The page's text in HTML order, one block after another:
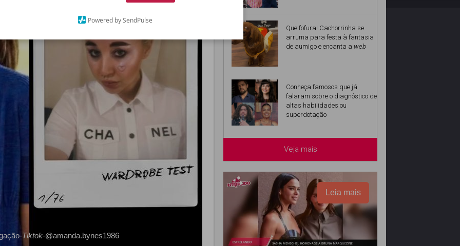
Powered by SendPulse
Tiktok-@amanda.bynes1986
Que fofura! Cachorrinha se
arruma para festa à fantasia
de aumigo e encanta a web
Conheça famosos que já
falaram sobre o diagnóstico de
altas habilidades ou
superdotação
Veja mais
Leia mais